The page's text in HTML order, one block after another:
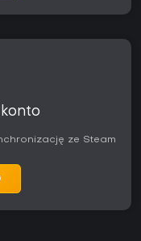
ze Steam